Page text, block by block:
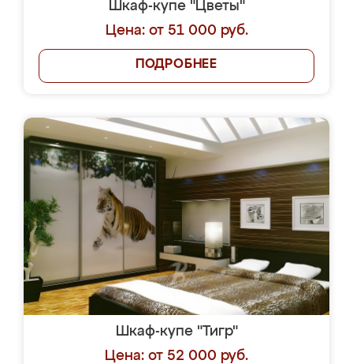
Шкаф-купе "Цветы"
Цена: от 51 000 руб.
ПОДРОБНЕЕ
Шкаф-купе "Тигр"
Цена: от 52 000 руб.